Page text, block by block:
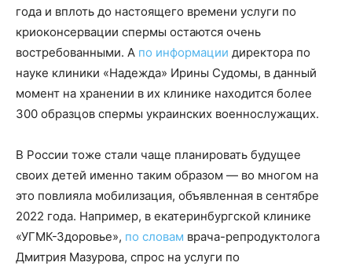
года и вплоть до настоящего времени услуги по
криоконсервации спермы остаются очень
востребованными. А по информации директора по
науке клиники «Надежда» Ирины Судомы, в данный
момент на хранении в их клинике находится более
300 образцов спермы украинских военнослужащих.
В России тоже стали чаще планировать будущее
своих детей именно таким образом — во многом на
это повлияла мобилизация, объявленная в сентябре
2022 года. Например, в екатеринбургской клинике
«УГМК-Здоровье», по словам врача-репродуктолога
Дмитрия Мазурова, спрос на услуги по